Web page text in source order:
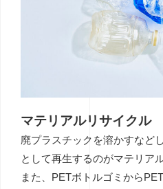
マテリアルリサイクル
廃プラスチックを溶かすなど
として再生するのがマテリア
また、PETボトルゴミから